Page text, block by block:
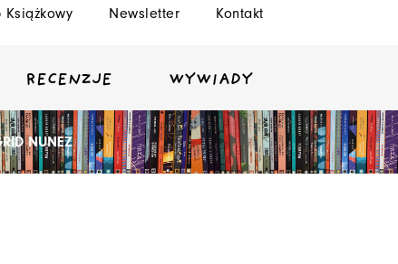
Książkowy Newsletter Kontakt
RECENZJE WYWIADY
NUNEZ